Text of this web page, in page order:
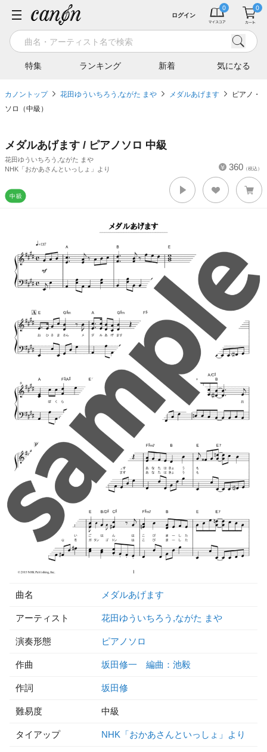
特集 ランキング 新着 気になる
ログイン
カノントップ 花田ゆういちろう,ながた まや メダルあげます
ピアノ・
ソロ（中級）
メダルあげます / ピアノソロ 中級
花田ゆういちろう,ながた まや
NHK「おかあさんといっしょ」より
360 （税込）
曲名 メダルあげます
アーティスト 花田ゆういちろう,ながた まや
演奏形態 ピアノソロ
作曲 坂田修一 編曲：池毅
作詞 坂田修
難易度 中級
タイアップ NHK「おかあさんといっしょ」より